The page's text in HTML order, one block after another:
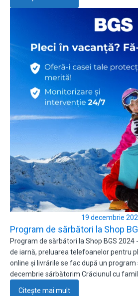
19 decembrie
Program de sărbători la Shop
Program de sărbători la Shop BGS
de iarnă, preluarea telefoanelor pentru
online și livrările se fac după un program
decembrie sărbătorim Crăciunul cu
Citește mai mult